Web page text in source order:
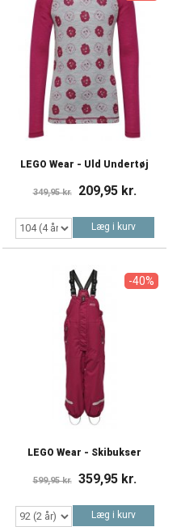
LEGO Wear - Uld Undertøj
349,95 kr. 209,95 kr.
Læg i kurv
-40%
LEGO Wear - Skibukser
599,95 kr. 359,95 kr.
Læg i kurv